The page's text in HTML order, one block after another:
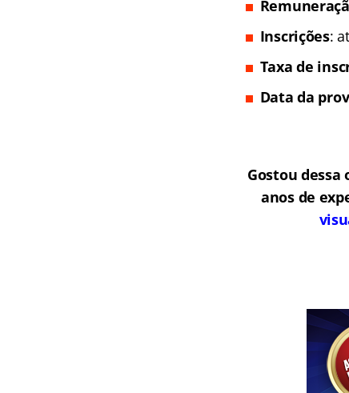
Inscrições:
Taxa de
Data da
Gostou
anos de